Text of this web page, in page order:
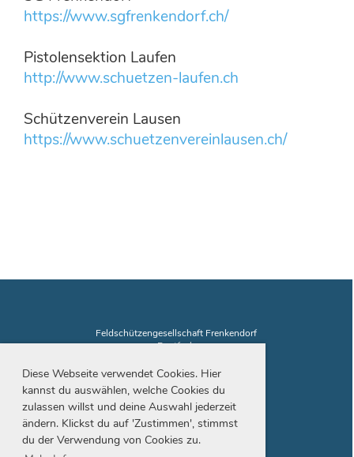
Diese Webseite verwendet Cookies. Hier
kannst du auswählen, welche Cookies du
zulassen willst und deine Auswahl jederzeit
ändern. Klickst du auf 'Zustimmen', stimmst
du der Verwendung von Cookies zu.
https://www.sgfrenkendorf.ch/
Pistolensektion Laufen
http://www.schuetzen-laufen.ch
Schützenverein Lausen
https://www.schuetzenvereinlausen.ch/
Feldschützengesellschaft Frenkendorf
Postfach